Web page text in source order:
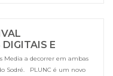
DIGITAIS E
Media a decorrer em ambas
Sodré. PLUNC é um novo